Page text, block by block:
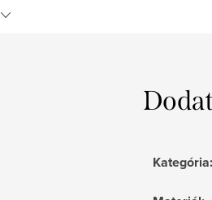
Kategória: